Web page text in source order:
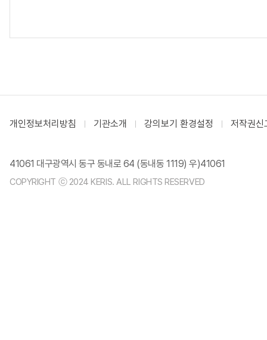
개인정보처리방침 기관소개 강의보기 환경설정 저작권신
41061 대구광역시 동구 동내로 64 (동내동 1119) 우)41061
COPYRIGHT ⓒ 2024 KERIS. ALL RIGHTS RESERVED